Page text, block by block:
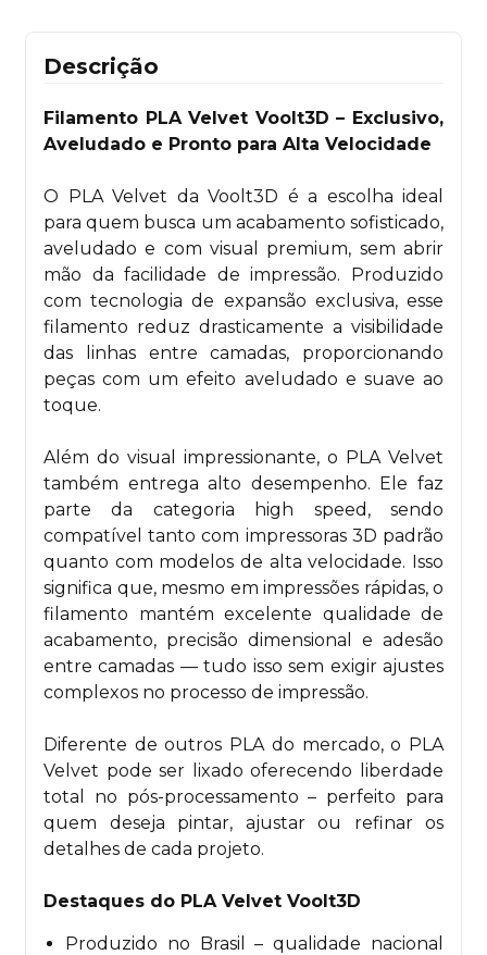
Descrição
Filamento PLA Velvet Voolt3D – Exclusivo,
Aveludado e Pronto para Alta Velocidade
O PLA Velvet da Voolt3D é a escolha ideal
para quem busca um acabamento sofisticado,
aveludado e com visual premium, sem abrir
mão da facilidade de impressão. Produzido
com tecnologia de expansão exclusiva, esse
filamento reduz drasticamente a visibilidade
das linhas entre camadas, proporcionando
peças com um efeito aveludado e suave ao
toque.
Além do visual impressionante, o PLA Velvet
também entrega alto desempenho. Ele faz
parte da categoria high speed, sendo
compatível tanto com impressoras 3D padrão
quanto com modelos de alta velocidade. Isso
significa que, mesmo em impressões rápidas, o
filamento mantém excelente qualidade de
acabamento, precisão dimensional e adesão
entre camadas — tudo isso sem exigir ajustes
complexos no processo de impressão.
Diferente de outros PLA do mercado, o PLA
Velvet pode ser lixado oferecendo liberdade
total no pós-processamento – perfeito para
quem deseja pintar, ajustar ou refinar os
detalhes de cada projeto.
Destaques do PLA Velvet Voolt3D
Produzido no Brasil – qualidade nacional